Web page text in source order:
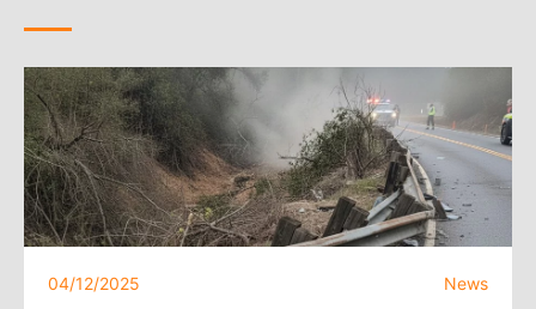
04/12/2025 News